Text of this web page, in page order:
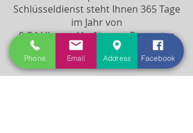
Schlüsseldienst steht Ihnen 365 Tage
im Jahr von
0-24 Uhr zur Verfügung. Promptes
Erscheinen auch an Sonn- und
Feiertagen.
Phone Email Address Facebook